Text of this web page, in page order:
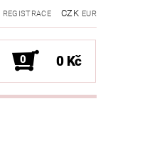
CZK EUR
REGISTRACE
0 0 Kč